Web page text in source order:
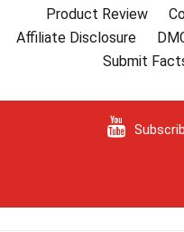
Product Review
Affiliate Disclosure
Submit